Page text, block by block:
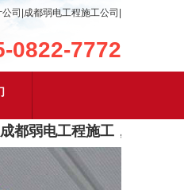
司|成都弱电工程施工公司|
0822-7772
弱电工程施工，含